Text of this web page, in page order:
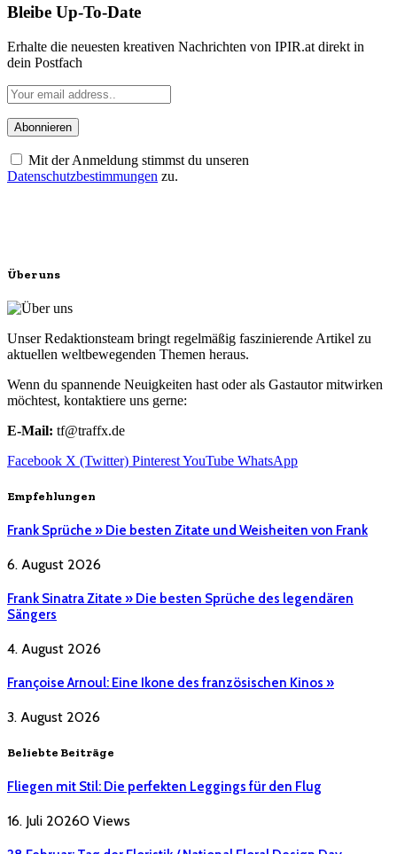
Bleibe Up-To-Date
Erhalte die neuesten kreativen Nachrichten von IPIR.at direkt in
dein Postfach
Mit der Anmeldung stimmst du unseren
Datenschutzbestimmungen zu.
Über uns
Unser Redaktionsteam bringt regelmäßig faszinierende Artikel zu
aktuellen weltbewegenden Themen heraus.
Wenn du spannende Neuigkeiten hast oder als Gastautor mitwirken
möchtest, kontaktiere uns gerne:
E-Mail: tf@traffx.de
Facebook X (Twitter) PinterestYouTube WhatsApp
Empfehlungen
Frank Sprüche » Die besten Zitate und Weisheiten von Frank
6. August 2026
Frank Sinatra Zitate » Die besten Sprüche des legendären
Sängers
4. August 2026
Françoise Arnoul: Eine Ikone des französischen Kinos »
3. August 2026
Beliebte Beiträge
Fliegen mit Stil: Die perfekten Leggings für den Flug
16. Juli 20260 Views